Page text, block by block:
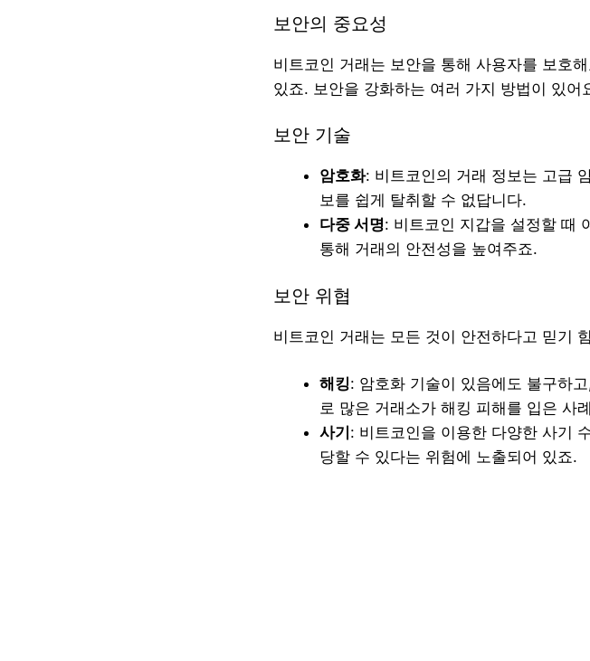
보안의 중요성
비트코인 거래는 보안을 통해 사용자를 보호
있죠. 보안을 강화하는 여러 가지 방법이 있어
보안 기술
암호화: 비트코인의 거래 정보는 고급
보를 쉽게 탈취할 수 없답니다.
다중 서명: 비트코인 지갑을 설정할 때
통해 거래의 안전성을 높여주죠.
보안 위협
비트코인 거래는 모든 것이 안전하다고 믿기
해킹: 암호화 기술이 있음에도 불구하
로 많은 거래소가 해킹 피해를 입은 사
사기 : 비트코인을 이용한 다양한 사기
당할 수 있다는 위험에 노출되어 있죠.